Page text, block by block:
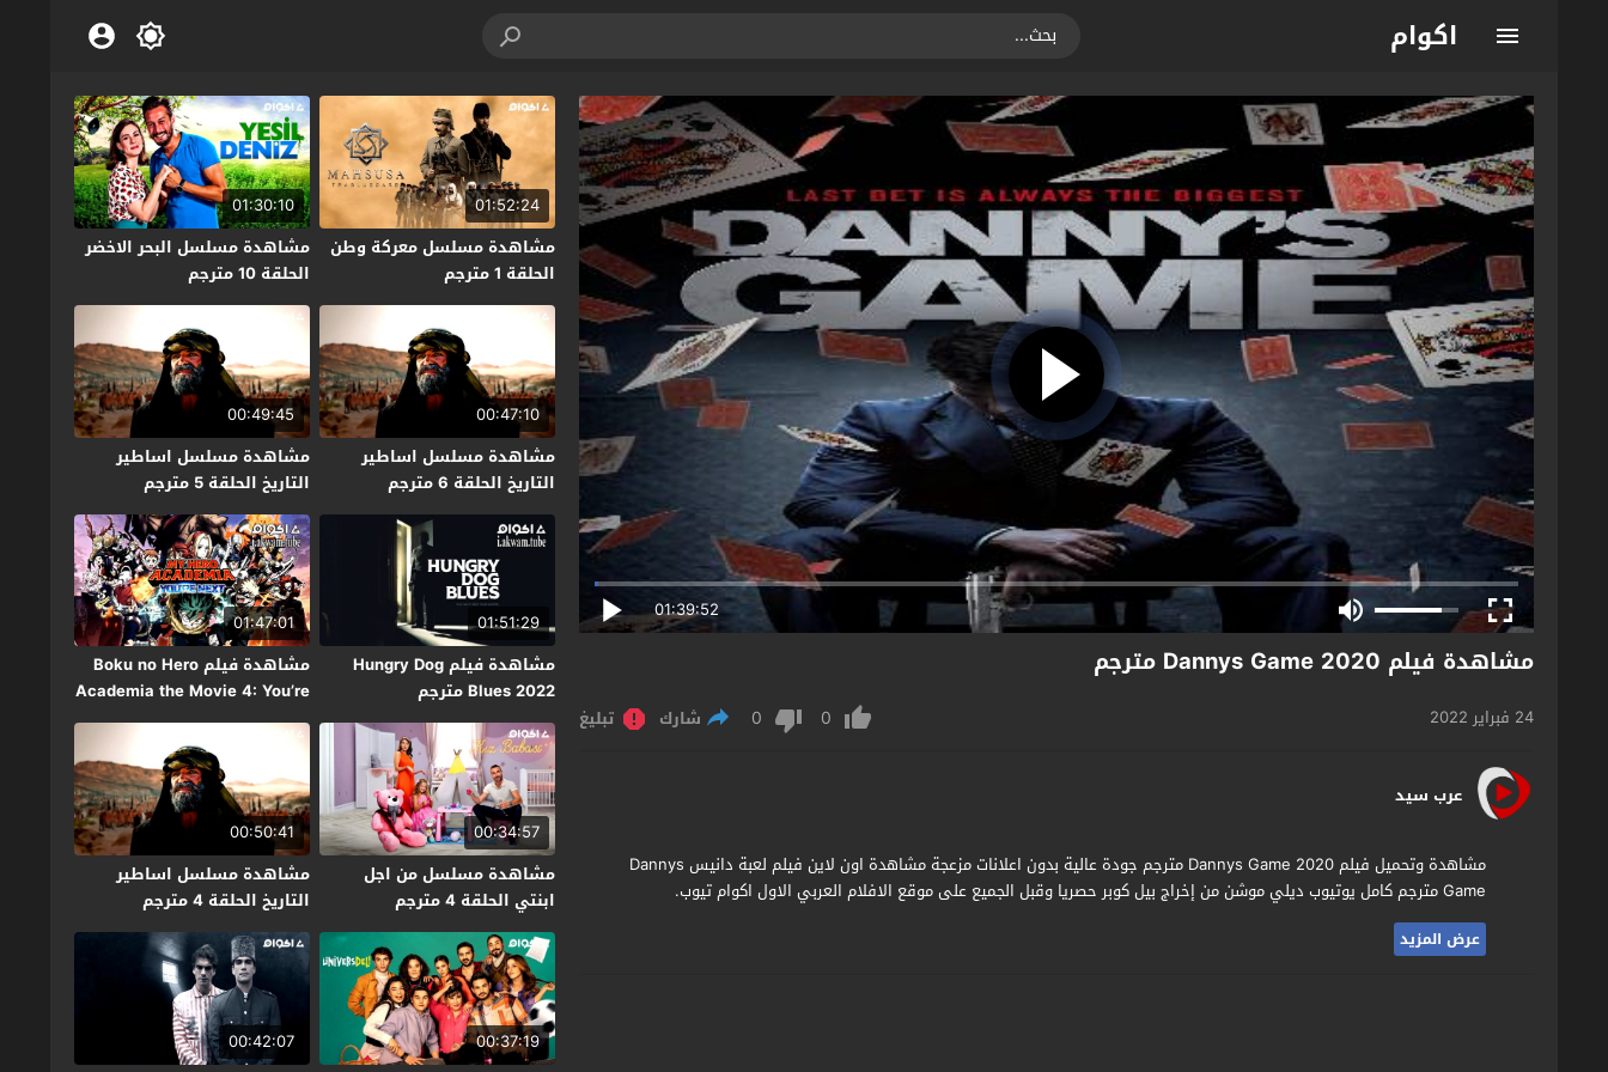
اكوام
01:39:52
مشاهدة فيلم Dannys Game 2020 مترجم
24 فبراير 2022 0
0 شارك تبليغ
عرب سيد
مشاهدة وتحميل فيلم Dannys Game 2020 مترجم جودة عالية بدون اعلانات مزعجة مشاهدة اون لاين فيلم لعبة دانيس Dannys
Game مترجم كامل يوتيوب ديلي موشن من إخراج بيل كوبر حصريا وقبل الجميع على موقع الافلام العربي الاول اكوام تيوب.
عرض المزيد
01:52:24
مشاهدة مسلسل معركة وطن
الحلقة 1 مترجم
01:30:10
مشاهدة مسلسل البحر الاخضر
الحلقة 10 مترجم
00:47:10
مشاهدة مسلسل اساطير
التاريخ الحلقة 6 مترجم
00:49:45
مشاهدة مسلسل اساطير
التاريخ الحلقة 5 مترجم
01:51:29
مشاهدة فيلم Hungry Dog
Blues 2022 مترجم
01:47:01
مشاهدة فيلم Boku no Hero
Academia the Movie 4: You’re
Next 2024 مترجم
00:34:57
مشاهدة مسلسل من اجل
ابنتي الحلقة 4 مترجم
00:50:41
مشاهدة مسلسل اساطير
التاريخ الحلقة 4 مترجم
00:37:19
00:42:07